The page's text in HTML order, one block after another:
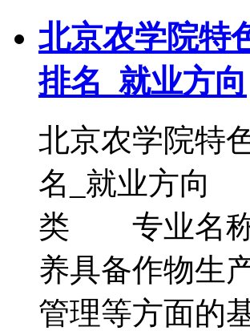
北京农学院特
排名_就业方向
北京农学院特
名_就业方
类 专业名称
养具备作物生
管理等方面的